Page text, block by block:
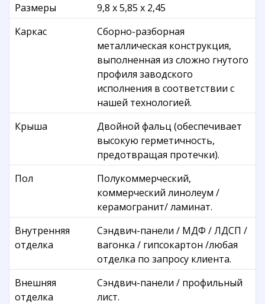
Размеры
9,8 х 5,85 х 2,45
Каркас
Сборно-разборная
металлическая конструкция,
выполненная из сложно гнутого
профиля заводского
исполнения в соответствии с
нашей технологией.
Крыша
Двойной фальц (обеспечивает
высокую герметичность,
предотвращая протечки).
Пол
Полукоммерческий,
коммерческий линолеум /
керамогранит/ ламинат.
Внутренняя
отделка
Сэндвич-панели / МДФ / ЛДСП /
вагонка / гипсокартон /любая
отделка по запросу клиента.
Внешняя
отделка
Сэндвич-панели / профильный
лист.